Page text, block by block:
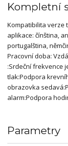
Kompletní
Kompatibilita verze
aplikace: čínština,
portugalština,
Pracovní doba:
:Srdeční frekvence
tlak:Podpora
obrazovka
alarm:Podpora
Parametry